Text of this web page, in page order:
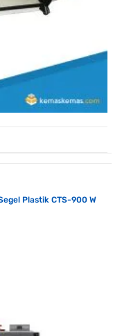
Plastik CTS-900 W